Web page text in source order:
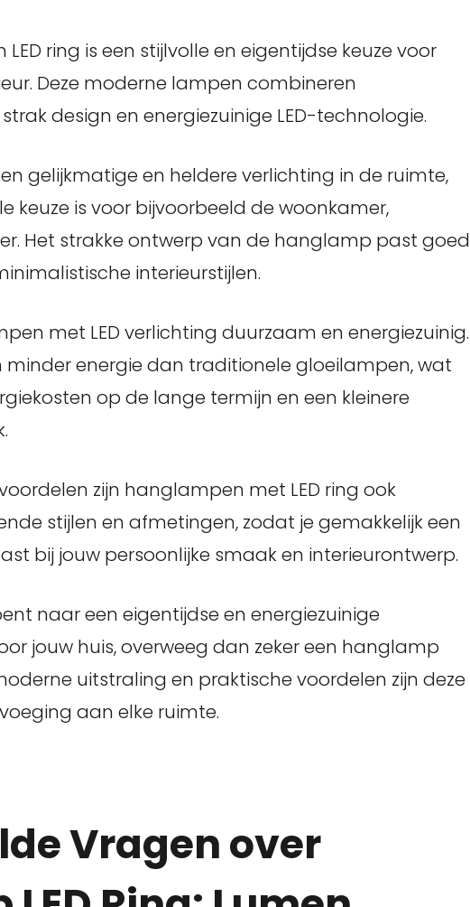
ring is een stijlvolle en eigentijdse keuze voor
Deze moderne lampen combineren
design en energiezuinige LED-technologie.
gelijkmatige en heldere verlichting in de ruimte,
keuze is voor bijvoorbeeld de woonkamer,
Het strakke ontwerp van de hanglamp past goed
interieurstijlen.
met LED verlichting duurzaam en energiezuinig.
minder energie dan traditionele gloeilampen, wat
op de lange termijn en een kleinere
zijn hanglampen met LED ring ook
stijlen en afmetingen, zodat je gemakkelijk een
bij jouw persoonlijke smaak en interieurontwerp.
naar een eigentijdse en energiezuinige
jouw huis, overweeg dan zeker een hanglamp
uitstraling en praktische voordelen zijn deze
aan elke ruimte.
Vragen over